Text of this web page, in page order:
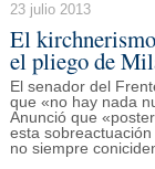
23 julio 2013
El kirchnerismo
el pliego de
El senador del
que «no hay nada
Anunció que
esta
no siempre